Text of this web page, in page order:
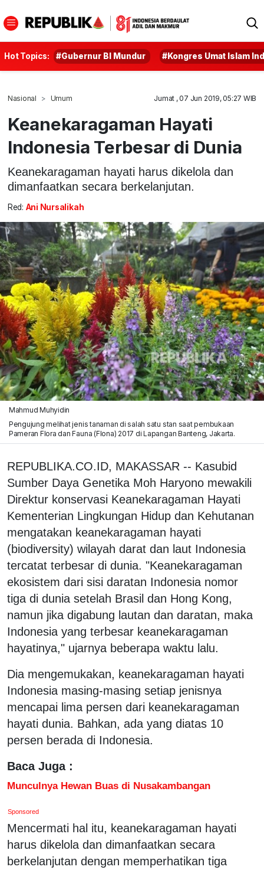
Hot Topics: #Gubernur BI Mundur #Kongres Umat Islam
Nasional Umum Jumat , 07 Jun 2019, 05:27 WIB
Keanekaragaman Hayati
Indonesia Terbesar di Dunia
Keanekaragaman hayati harus dikelola dan
dimanfaatkan secara berkelanjutan.
Red: Ani Nursalikah
Mahmud Muhyidin
Pengujung melihat jenis tanaman di salah satu stan saat pembukaan
Pameran Flora dan Fauna (Flona) 2017 di Lapangan Banteng, Jakarta.
REPUBLIKA.CO.ID, MAKASSAR -- Kasubid
Sumber Daya Genetika Moh Haryono mewakili
Direktur konservasi Keanekaragaman Hayati
Kementerian Lingkungan Hidup dan Kehutanan
mengatakan keanekaragaman hayati
(biodiversity) wilayah darat dan laut Indonesia
tercatat terbesar di dunia. "Keanekaragaman
ekosistem dari sisi daratan Indonesia nomor
tiga di dunia setelah Brasil dan Hong Kong,
namun jika digabung lautan dan daratan, maka
Indonesia yang terbesar keanekaragaman
hayatinya," ujarnya beberapa waktu lalu.
Dia mengemukakan, keanekaragaman hayati
Indonesia masing-masing setiap jenisnya
mencapai lima persen dari keanekaragaman
hayati dunia. Bahkan, ada yang diatas 10
persen berada di Indonesia.
Baca Juga :
Munculnya Hewan Buas di Nusakambangan
Sponsored
Mencermati hal itu, keanekaragaman hayati
harus dikelola dan dimanfaatkan secara
berkelanjutan dengan memperhatikan tiga